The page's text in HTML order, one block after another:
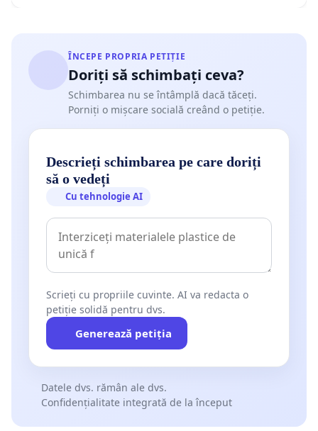
ÎNCEPE PROPRIA PETIȚIE
Doriți să schimbați ceva?
Schimbarea nu se întâmplă dacă tăceți.
Porniți o mișcare socială creând o petiție.
Descrieți schimbarea pe care doriți
să o vedeți
Cu tehnologie AI
Scrieți cu propriile cuvinte. AI va redacta o
petiție solidă pentru dvs.
Generează petiția
Datele dvs. rămân ale dvs.
Confidențialitate integrată de la început